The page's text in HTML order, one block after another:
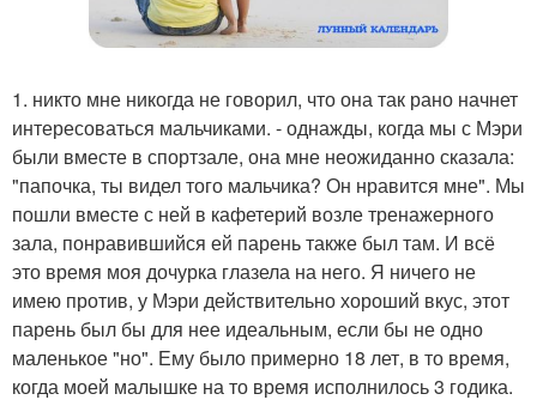
1. никто мне никогда не говорил, что она так рано начнет
интересоваться мальчиками. - однажды, когда мы с Мэри
были вместе в спортзале, она мне неожиданно сказала:
"папочка, ты видел того мальчика? Он нравится мне". Мы
пошли вместе с ней в кафетерий возле тренажерного
зала, понравившийся ей парень также был там. И всё
это время моя дочурка глазела на него. Я ничего не
имею против, у Мэри действительно хороший вкус, этот
парень был бы для нее идеальным, если бы не одно
маленькое "но". Ему было примерно 18 лет, в то время,
когда моей малышке на то время исполнилось 3 годика.